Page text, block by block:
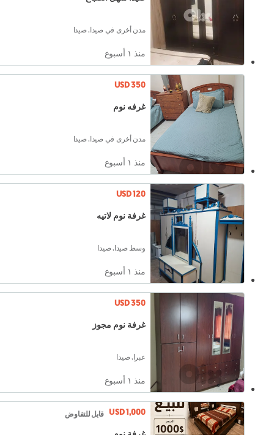
مدن أخرى في صيدا, صيدا
منذ ١ أسبوع
USD 350
غرفه نوم
مدن أخرى في صيدا, صيدا
منذ ١ أسبوع
USD 120
غرفة نوم لاتيه
وسط صيدا, صيدا
منذ ١ أسبوع
USD 350
غرفة نوم مجوز
عبرا, صيدا
منذ ١ أسبوع
USD 1,000 قابل للتفاوض